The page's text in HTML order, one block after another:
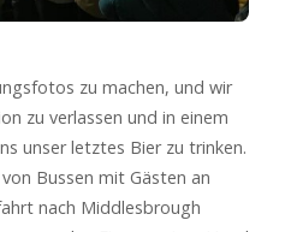
zu machen, und wir
zu verlassen und in einem
unser letztes Bier zu trinken.
Bussen mit Gästen an
nach Middlesbrough